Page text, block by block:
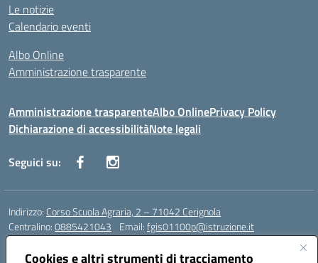
Cookies e altri strumenti di tracciamento
Le notizie
Calendario eventi
Albo Online
Amministrazione trasparente
Amministrazione trasparenteAlbo OnlinePrivacy Policy
Dichiarazione di accessibilitàNote legali
Seguici su:
Indirizzo: Corso Scuola Agraria, 2 – 71042 Cerignola
Centralino:0885421043 Email:fgis01100p@istruzione.it
Posta elettronica certificata (PEC):